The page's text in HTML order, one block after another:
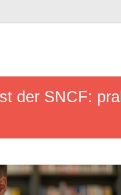
der SNCF: